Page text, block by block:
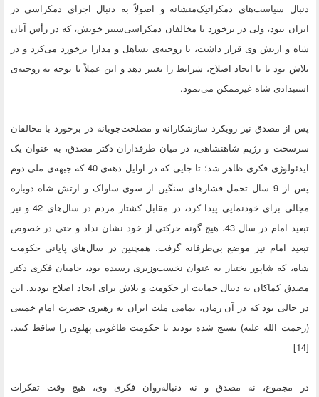
دنبال سیاست‌های دمکراتیک‌منشانه و اصولاً به دنبال اجرای دمکراسی در
ایران نبود، ولی در برخورد با مخالفان دمکراسی‌ستیز خویش، که در رأس آنان
شاه و ارتش وی قرار داشت، با روحیه‌ی تساهل و مدارا برخورد می‌کرد و در
تلاش بود تا با ایجاد اصلاح، شرایط را تغییر دهد و این عملاً با توجه به روحیه‌ی
استبدادی شاه غیرممکن می‌نمود.
پس از مصدق نیز رویکرد سازشکارانه و مصلحت‌جویانه در برخورد با مخالفان
سرسخت و رژیم شاهنشاهی، در میان طرفداران دکتر مصدق، به عنوان یک
ایدئولوژی فکری ظاهر شد؛ تا جایی که در اوایل دهه‌ی 40 که جبهه‌ی ملی دوم
پس از 9 سال تحمل فشارهای سنگین از سوی ساواک و ارتش شاه دوباره
مجالی برای خودنمایی پیدا کرد، در مقابل کشتار مردم در سال‌های 42 و نیز
تبعید امام در سال 43، هیچ گونه حرکتی از خود نشان نداد و حتی در خصوص
تبعید امام نیز موضع بی‌طرفانه گرفت. همچنین در سال‌های پایانی حکومت
شاه، که شاپور بختیار به عنوان نخست‌وزیری رسیده بود، حامیان فکری دکتر
مصدق کماکان به دنبال حمایت از حکومت و تلاش برای ایجاد اصلاح بودند. این
در حالی بود که در آن زمان، تمامی ملت ایران به رهبری حضرت امام خمینی
(رحمت الله علیه) بسیج شده بودند تا حکومت طاغوتی پهلوی را ساقط کنند.
[14]
در مجموع، نه مصدق و نه دنباله‌روان فکری وی، هیچ وقت تفکرات